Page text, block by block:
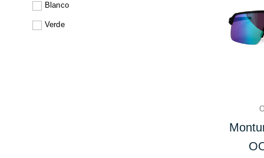
Blanco
Verde